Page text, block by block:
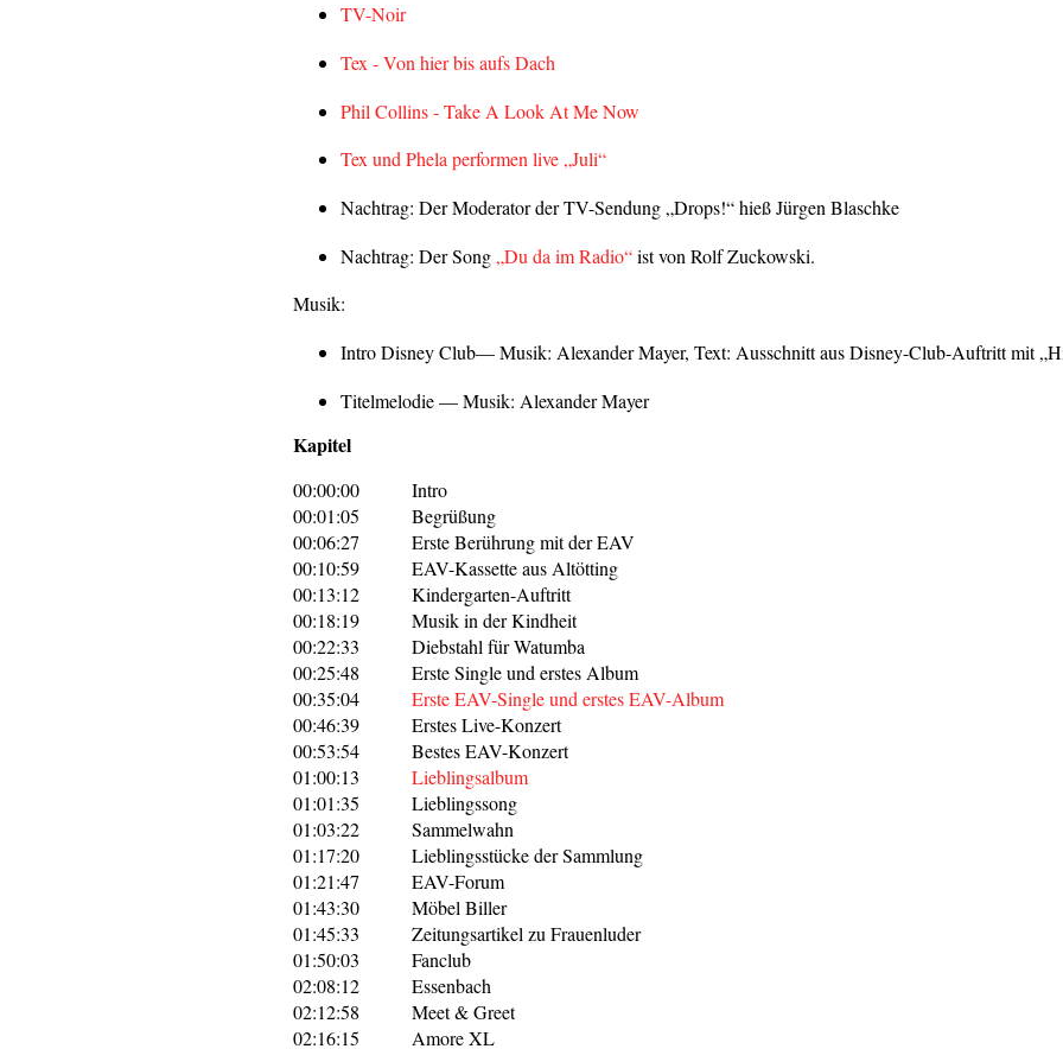
TV-Noir
Tex - Von hier bis aufs Dach
Phil Collins - Take A Look At Me Now
Tex und Phela performen live „Juli“
Nachtrag: Der Moderator der TV-Sendung „Drops!“ hieß Jürgen Blaschke
Nachtrag: Der Song „Du da im Radio“ist von Rolf Zuckowski.
Musik:
Intro Disney Club— Musik: Alexander Mayer, Text: Ausschnitt aus Disney-Club-Auftritt mit
Titelmelodie — Musik: Alexander Mayer
Kapitel
00:00:00
Intro
00:01:05
Begrüßung
00:06:27
Erste Berührung mit der EAV
00:10:59
EAV-Kassette aus Altötting
00:13:12
Kindergarten-Auftritt
00:18:19
Musik in der Kindheit
00:22:33
Diebstahl für Watumba
00:25:48
Erste Single und erstes Album
00:35:04
Erste EAV-Single und erstes EAV-Album
00:46:39
Erstes Live-Konzert
00:53:54
Bestes EAV-Konzert
01:00:13
Lieblingsalbum
01:01:35
Lieblingssong
01:03:22
Sammelwahn
01:17:20
Lieblingsstücke der Sammlung
01:21:47
EAV-Forum
01:43:30
Möbel Biller
01:45:33
Zeitungsartikel zu Frauenluder
01:50:03
Fanclub
02:08:12
Essenbach
02:12:58
Meet & Greet
02:16:15
Amore XL